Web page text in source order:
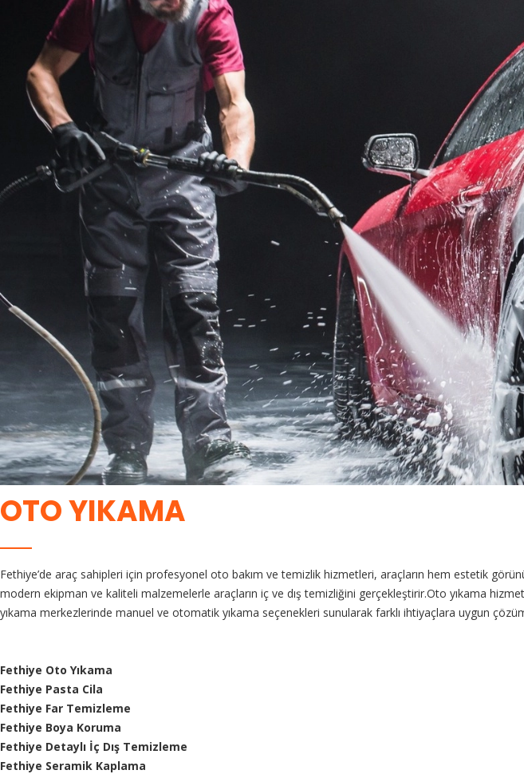
OTO YIKAMA
Fethiye’de araç sahipleri için profesyonel oto bakım ve temizlik hizmetleri, araçların hem estetik
modern ekipman ve kaliteli malzemelerle araçların iç ve dış temizliğini gerçekleştirir.Oto yıkama
yıkama merkezlerinde manuel ve otomatik yıkama seçenekleri sunularak farklı ihtiyaçlara uygun
Fethiye Oto Yıkama
Fethiye Pasta Cila
Fethiye Far Temizleme
Fethiye Boya Koruma
Fethiye Detaylı İç Dış Temizleme
Fethiye Seramik Kaplama